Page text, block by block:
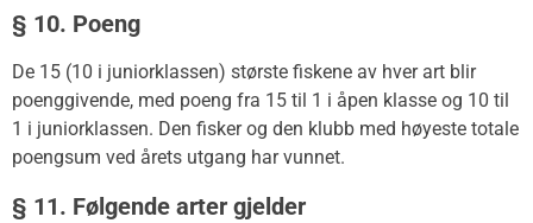
§ 10. Poeng
De 15 (10 i juniorklassen) største fiskene av hver art blir
poenggivende, med poeng fra 15 til 1 i åpen klasse og 10 til
1 i juniorklassen. Den fisker og den klubb med høyeste totale
poengsum ved årets utgang har vunnet.
§ 11. Følgende arter gjelder